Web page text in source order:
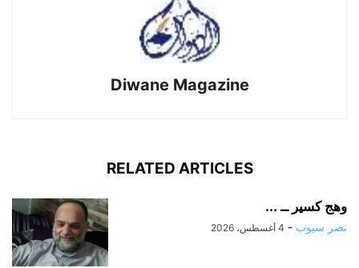
Diwane Magazine
RELATED ARTICLES
وهج كسير ــ ...
نصر سيوب - 4 أغسطس، 2026